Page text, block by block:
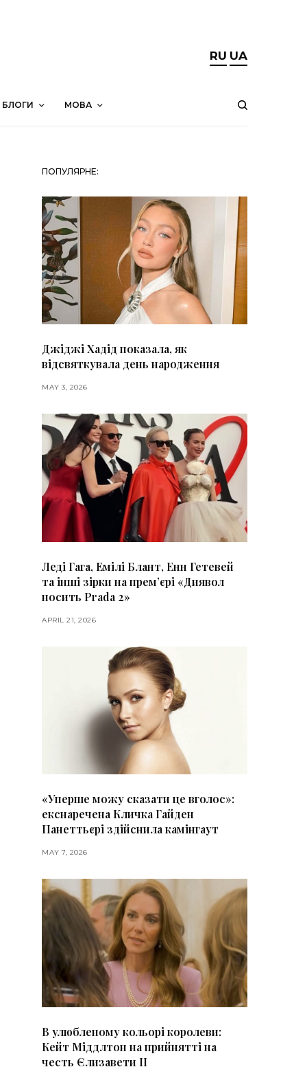
RU UA
БЛОГИ МОВА
ПОПУЛЯРНЕ:
Джіджі Хадід показала, як
відсвяткувала день народження
MAY 3, 2026
Леді Гага, Емілі Блант, Енн Гетевей
та інші зірки на премʼєрі «Диявол
носить Prada 2»
APRIL 21, 2026
«Уперше можу сказати це вголос»:
екснаречена Кличка Гайден
Панеттьєрі здійснила камінгаут
MAY 7, 2026
В улюбленому кольорі королеви:
Кейт Міддлтон на прийнятті на
честь Єлизавети II